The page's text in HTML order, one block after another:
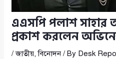
এএসপি পলাশ
প্রকাশ করলেন
/জাতীয়,বিনোদন/ By Desk